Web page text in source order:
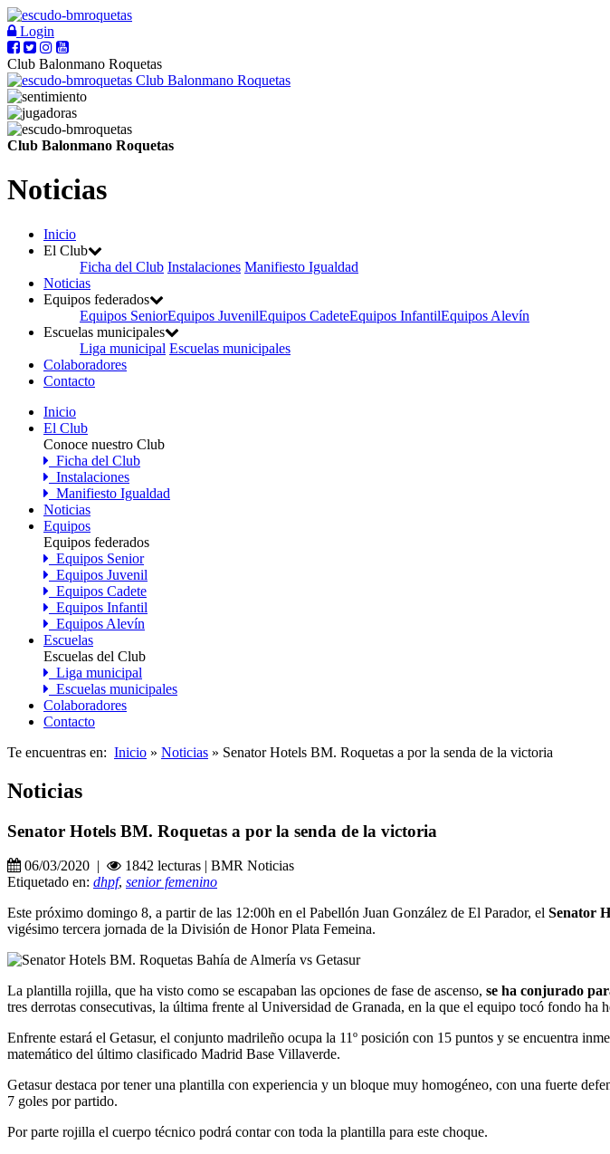
Login
Club Balonmano Roquetas
Club Balonmano Roquetas
Club Balonmano Roquetas
Noticias
Inicio
El Club
Ficha del Club Instalaciones Manifiesto Igualdad
Noticias
Equipos federados
Equipos SeniorEquipos JuvenilEquipos CadeteEquipos InfantilEquipos Alevín
Escuelas municipales
Liga municipal Escuelas municipales
Colaboradores
Contacto
Inicio
El Club
Conoce nuestro Club
Ficha del Club
Instalaciones
Manifiesto Igualdad
Noticias
Equipos
Equipos federados
Equipos Senior
Equipos Juvenil
Equipos Cadete
Equipos Infantil
Equipos Alevín
Escuelas
Escuelas del Club
Liga municipal
Escuelas municipales
Colaboradores
Contacto
Te encuentras en: Inicio » Noticias » Senator Hotels BM. Roquetas a por la senda de la victoria
Noticias
Senator Hotels BM. Roquetas a por la senda de la victoria
06/03/2020 |
1842 lecturas | BMR Noticias
Etiquetado en: dhpf, senior femenino
Este próximo domingo 8, a partir de las 12:00h en el Pabellón Juan González de El Parador, el Senator
vigésimo tercera jornada de la División de Honor Plata Femeina.
La plantilla rojilla, que ha visto como se escapaban las opciones de fase de ascenso, se ha conjurado
tres derrotas consecutivas, la última frente al Universidad de Granada, en la que el equipo tocó fondo
Enfrente estará el Getasur, el conjunto madrileño ocupa la 11º posición con 15 puntos y se encuentra
matemático del último clasificado Madrid Base Villaverde.
Getasur destaca por tener una plantilla con experiencia y un bloque muy homogéneo, con una fuerte
7 goles por partido.
Por parte rojilla el cuerpo técnico podrá contar con toda la plantilla para este choque.